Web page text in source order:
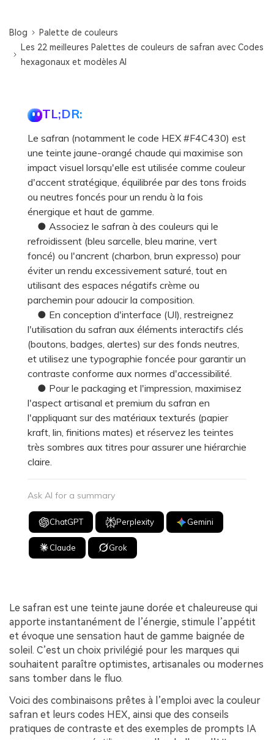
Blog
Palette de couleurs
Les 22 meilleures Palettes de couleurs de safran avec Codes
hexagonaux et modèles AI
TL;DR:
Le safran (notamment le code HEX #F4C430) est
une teinte jaune-orangé chaude qui maximise son
impact visuel lorsqu'elle est utilisée comme couleur
d'accent stratégique, équilibrée par des tons froids
ou neutres foncés pour un rendu à la fois
énergique et haut de gamme.
● Associez le safran à des couleurs qui le
refroidissent (bleu sarcelle, bleu marine, vert
foncé) ou l'ancrent (charbon, brun expresso) pour
éviter un rendu excessivement saturé, tout en
utilisant des espaces négatifs crème ou
parchemin pour adoucir la composition.
● En conception d'interface (UI), restreignez
l'utilisation du safran aux éléments interactifs clés
(boutons, badges, alertes) sur des fonds neutres,
et utilisez une typographie foncée pour garantir un
contraste conforme aux normes d'accessibilité.
● Pour le packaging et l'impression, maximisez
l'aspect artisanal et premium du safran en
l'appliquant sur des matériaux texturés (papier
kraft, lin, finitions mates) et réservez les teintes
très sombres aux titres pour assurer une hiérarchie
claire.
Ask AI for a summary
ChatGPT Perplexity Gemini
Claude Grok
Le safran est une teinte jaune dorée et chaleureuse qui
apporte instantanément de l’énergie, stimule l’appétit
et évoque une sensation haut de gamme baignée de
soleil. C’est un choix privilégié pour les marques qui
souhaitent paraître optimistes, artisanales ou modernes
sans tomber dans le fluo.
Voici des combinaisons prêtes à l’emploi avec la couleur
safran et leurs codes HEX, ainsi que des conseils
pratiques de contraste et des exemples de prompts IA